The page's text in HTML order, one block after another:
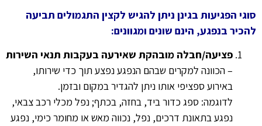
סוגי הפגיעות בגינן ניתן להגיש לקצין התגמולים תביעה
להכיר בנפגע, הינם שונים ומגוונים:
פציעה/חבלה מובהקת שאירעה בעקבות תנאי השירות
– הכוונה למקרים שבהם הנפגע נפצע תוך כדי שירותו,
באירוע ספציפי אותו ניתן להגדיר במקום ובזמן.
לדוגמה: ספג כדור ביד, בחזה, בכתף; נפל מכלי רכב צבאי,
נפגע בתאונת דרכים, נפל, נכווה מאש או מחומר כימי, נפגע